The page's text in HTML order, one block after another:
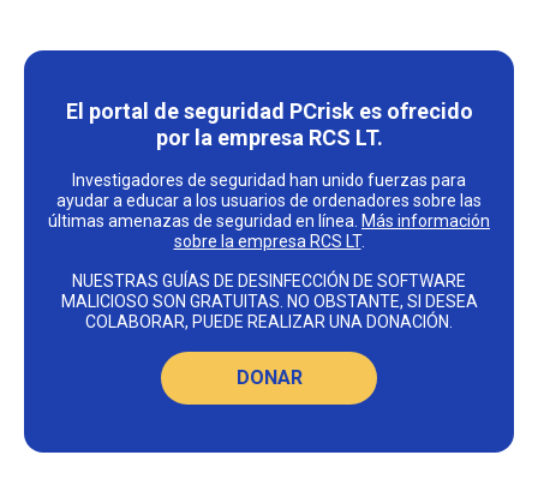
El portal de seguridad PCrisk es ofrecido
por la empresa RCS LT.
Investigadores de seguridad han unido fuerzas para
ayudar a educar a los usuarios de ordenadores sobre las
últimas amenazas de seguridad en línea. Más información
sobre la empresa RCS LT.
NUESTRAS GUÍAS DE DESINFECCIÓN DE SOFTWARE
MALICIOSO SON GRATUITAS. NO OBSTANTE, SI DESEA
COLABORAR, PUEDE REALIZAR UNA DONACIÓN.
DONAR